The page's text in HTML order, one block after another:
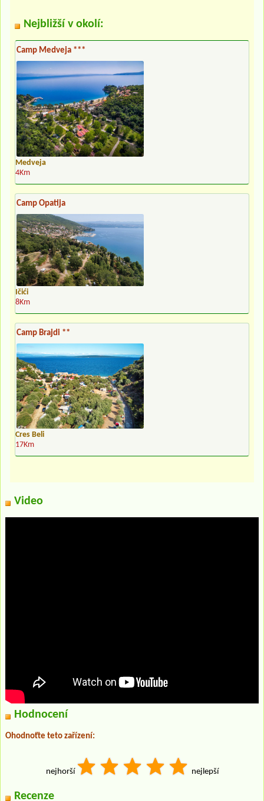
Nejbližší v okolí:
Camp Medveja ***
Medveja
4Km
Camp Opatija
Ičići
8Km
Camp Brajdi **
Cres Beli
17Km
Video
Hodnocení
Ohodnoťte teto zařízení:
nejhorší nejlepší
Recenze